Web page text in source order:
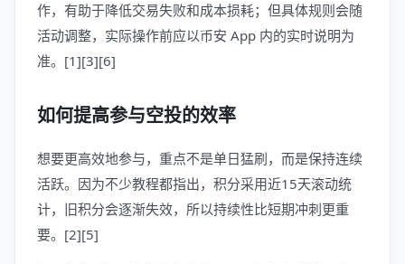
作，有助于降低交易失败和成本损耗；但具体规则会随
活动调整，实际操作前应以币安 App 内的实时说明为
准。[1][3][6]
如何提高参与空投的效率
想要更高效地参与，重点不是单日猛刷，而是保持连续
活跃。因为不少教程都指出，积分采用近15天滚动统
计，旧积分会逐渐失效，所以持续性比短期冲刺更重
要。[2][5]